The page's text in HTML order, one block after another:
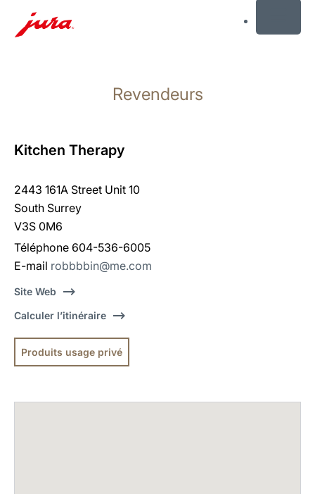
recherche
Revendeurs
Kitchen Therapy
2443 161A Street Unit 10
South Surrey
V3S 0M6
Téléphone 604-536-6005
E-mail robbbbin@me.com
Site Web
Calculer l’itinéraire
Produits usage privé